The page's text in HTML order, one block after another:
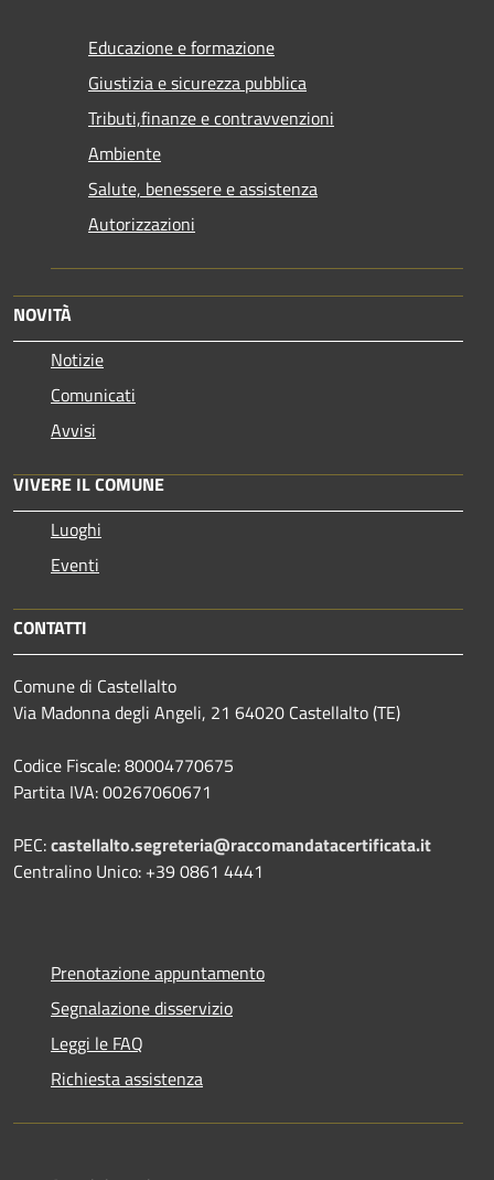
Educazione e formazione
Giustizia e sicurezza pubblica
Tributi,finanze e contravvenzioni
Ambiente
Salute, benessere e assistenza
Autorizzazioni
NOVITÀ
Notizie
Comunicati
Avvisi
VIVERE IL COMUNE
Luoghi
Eventi
CONTATTI
Comune di Castellalto
Via Madonna degli Angeli, 21 64020 Castellalto (TE)
Codice Fiscale: 80004770675
Partita IVA: 00267060671
PEC:castellalto.segreteria@raccomandatacertificata.it
Centralino Unico: +39 0861 4441
Prenotazione appuntamento
Segnalazione disservizio
Leggi le FAQ
Richiesta assistenza